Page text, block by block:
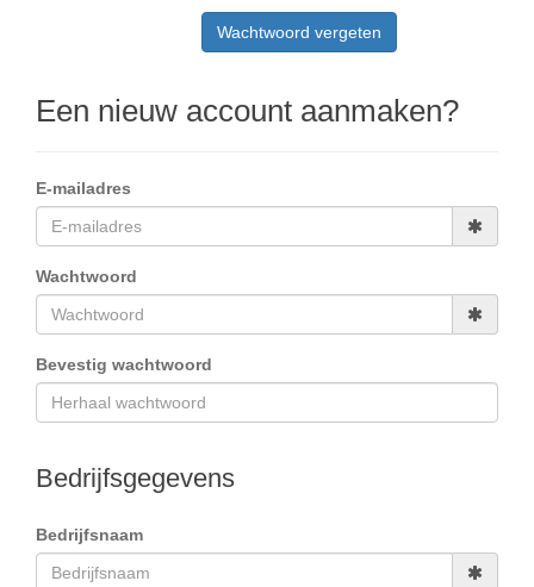
Een nieuw account aanmaken?
E-mailadres
Wachtwoord
Bevestig wachtwoord
Bedrijfsgegevens
Bedrijfsnaam